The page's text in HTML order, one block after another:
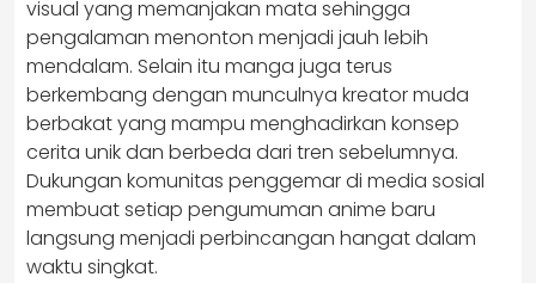
visual yang memanjakan mata sehingga
pengalaman menonton menjadi jauh lebih
mendalam. Selain itu manga juga terus
berkembang dengan munculnya kreator muda
berbakat yang mampu menghadirkan konsep
cerita unik dan berbeda dari tren sebelumnya.
Dukungan komunitas penggemar di media sosial
membuat setiap pengumuman anime baru
langsung menjadi perbincangan hangat dalam
waktu singkat.